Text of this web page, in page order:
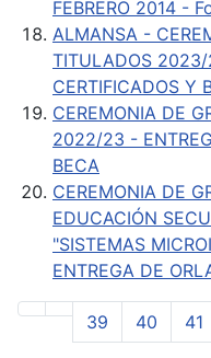
FEBRERO 2014 -
ALMANSA -
TITULADOS 2023/
CERTIFICADOS Y
CEREMONIA DE
2022/23 -
BECA
CEREMONIA DE
EDUCACIÓN
"SISTEMAS
ENTREGA DE
39 40 41